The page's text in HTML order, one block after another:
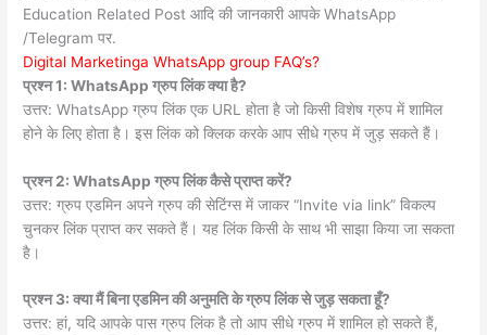
Education Related Post आदि की जानकारी आपके WhatsApp
/Telegram पर.
Digital Marketinga WhatsApp group FAQ’s?
प्रश्न 1: WhatsApp ग्रुप लिंक क्या है?
उत्तर: WhatsApp ग्रुप लिंक एक URL होता है जो किसी विशेष ग्रुप में शामिल
होने के लिए होता है। इस लिंक को क्लिक करके आप सीधे ग्रुप में जुड़ सकते हैं।
प्रश्न 2: WhatsApp ग्रुप लिंक कैसे प्राप्त करें?
उत्तर: ग्रुप एडमिन अपने ग्रुप की सेटिंग्स में जाकर “Invite via link” विकल्प
चुनकर लिंक प्राप्त कर सकते हैं। यह लिंक किसी के साथ भी साझा किया जा सकता
है।
प्रश्न 3: क्या मैं बिना एडमिन की अनुमति के ग्रुप लिंक से जुड़ सकता हूँ?
उत्तर: हां, यदि आपके पास ग्रुप लिंक है तो आप सीधे ग्रुप में शामिल हो सकते हैं,